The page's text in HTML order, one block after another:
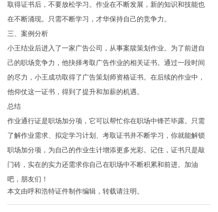
取得证书后，不要放松学习。作业在不断发展，新的知识和技能也
在不断涌现。只需不断学习，才华保持自己的竞争力。
三、案例分析
小王结业后进入了一家广告公司，从事案牍策划作业。为了前进自
己的职场竞争力，他抉择考取广告作业的相关证书。通过一段时间
的尽力，小王成功取得了广告策划师资格证书。在后续的作业中，
他仰仗这一证书，得到了提升和加薪的机遇。
总结
作业通行证是职场加分项，它可以帮忙你在职场中锋芒毕露。只需
了解作业需求、拟定学习计划、考取证书并不断学习，你就能解锁
职场加分项，为自己的作业生计增添更多光彩。记住，证书只是敲
门砖，实在的实力还需求你自己在职场中不断积累和前进。加油
吧，朋友们！
本文由呼和浩特证件制作编辑，转载请注明。